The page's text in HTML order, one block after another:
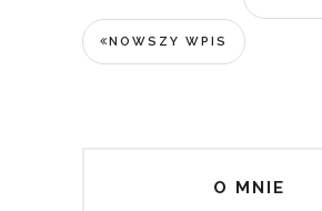
NOWSZY WPIS
O MNIE